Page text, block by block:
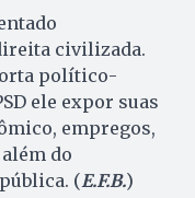
civilizada.
político-
ele expor suas
empregos,
do
(E.F.B.)